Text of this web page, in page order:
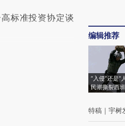
标准投资协定谈
编辑推荐
“入侵”还是“
民潮撕裂西
特稿 ｜ 宇树